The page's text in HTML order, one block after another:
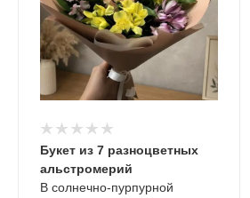
В солнечно-пурпурной
Букет из 7 разноцветных
альстромерий